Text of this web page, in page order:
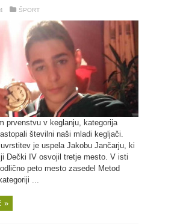
ŠPORT
prvenstvu v keglanju, kategorija
številni naši mladi kegljači.
je uspela Jakobu Jančarju, ki
Dečki IV osvojil tretje mesto. V isti
peto mesto zasedel Metod
...
»